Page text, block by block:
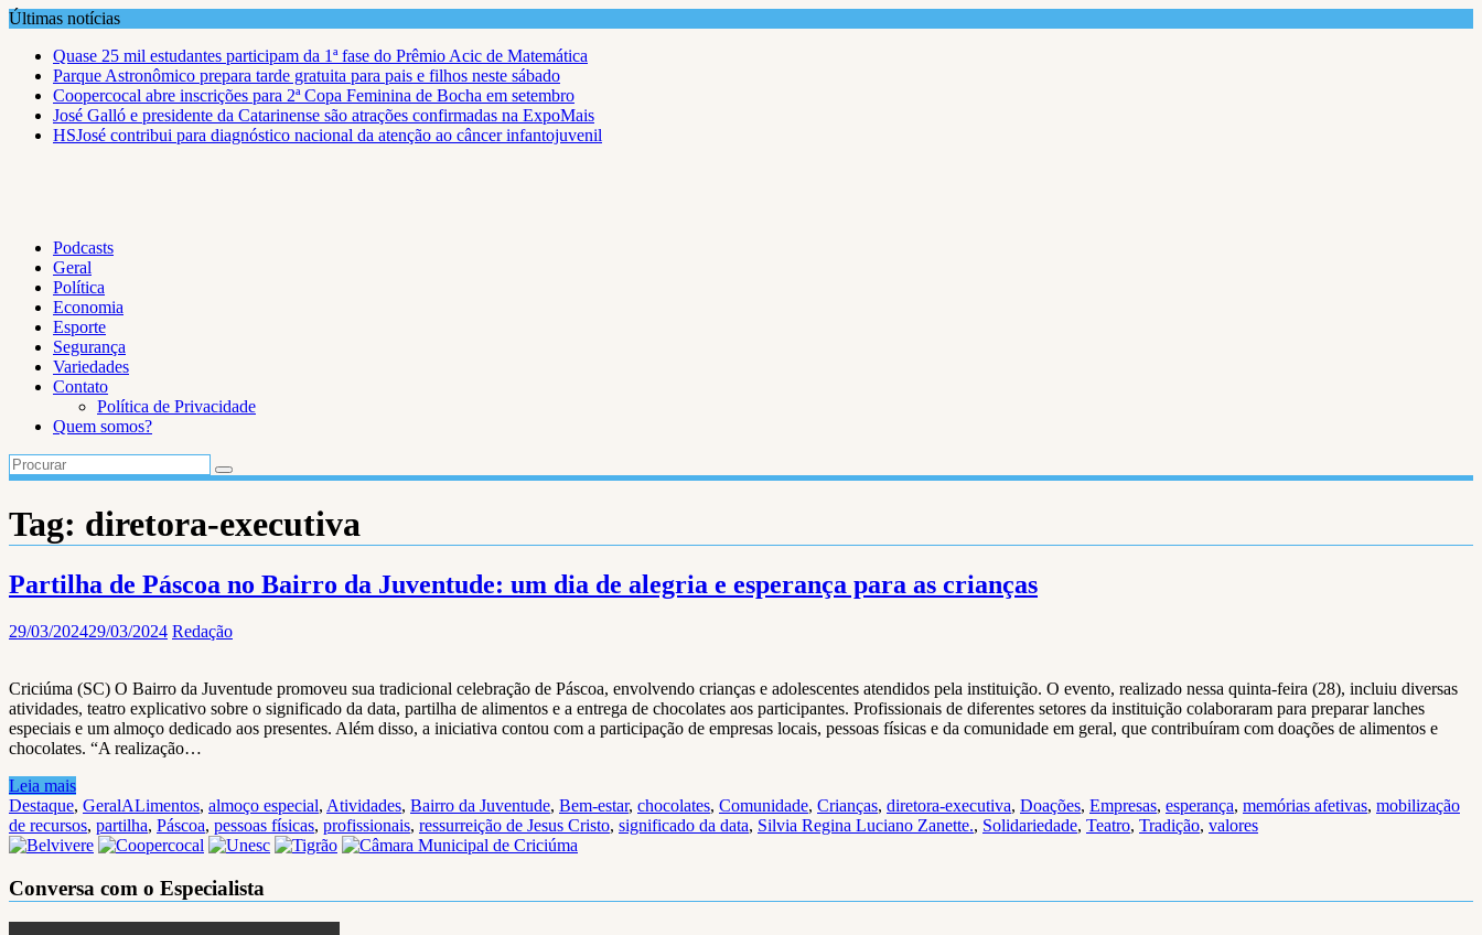
Skip
content
Últimas notícias
Quase 25 mil estudantes participam da 1ª fase do Prêmio Acic de Matemática
Parque Astronômico prepara tarde gratuita para pais e filhos neste sábado
Coopercocal abre inscrições para 2ª Copa Feminina de Bocha em setembro
José Galló e presidente da Catarinense são atrações confirmadas na ExpoMais
HSJosé contribui para diagnóstico nacional da atenção ao câncer infantojuvenil
Podcasts
Geral
Política
Economia
Esporte
Segurança
Variedades
Contato
Política de Privacidade
Quem somos?
Tag: diretora-executiva
Partilha de Páscoa no Bairro da Juventude: um dia de alegria e esperança para as crianças
29/03/202429/03/2024 Redação
Criciúma (SC) O Bairro da Juventude promoveu sua tradicional celebração de Páscoa, envolvendo crianças e adolescentes atendidos pela instituição. O evento, realizado nessa quinta-feira (28), incluiu diversas
atividades, teatro explicativo sobre o significado da data, partilha de alimentos e a entrega de chocolates aos participantes. Profissionais de diferentes setores da instituição colaboraram para preparar lanches
especiais e um almoço dedicado aos presentes. Além disso, a iniciativa contou com a participação de empresas locais, pessoas físicas e da comunidade em geral, que contribuíram com doações de alimentos e
chocolates. “A realização…
Leia mais
Destaque, GeralALimentos, almoço especial, Atividades, Bairro da Juventude, Bem-estar, chocolates, Comunidade, Crianças, diretora-executiva, Doações, Empresas, esperança, memórias afetivas, mobilização
de recursos, partilha, Páscoa, pessoas físicas, profissionais, ressurreição de Jesus Cristo, significado da data, Silvia Regina Luciano Zanette., Solidariedade, Teatro, Tradição, valores
Conversa com o Especialista